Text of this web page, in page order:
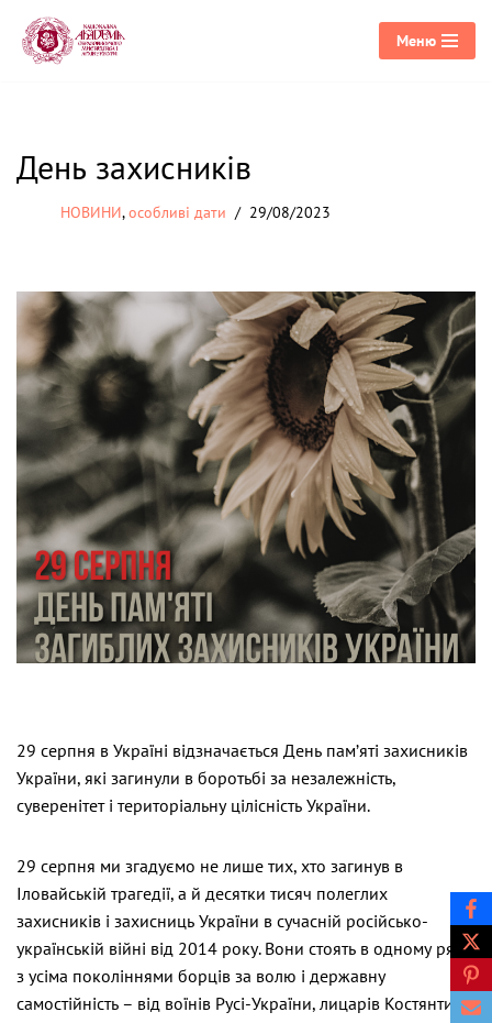
Перейти
Меню
День захисників
НОВИНИ,особливі дати 29/08/2023
29 серпня в Україні відзначається День пам’яті захисників
України, які загинули в боротьбі за незалежність,
суверенітет і територіальну цілісність України.
29 серпня ми згадуємо не лише тих, хто загинув в
Іловайській трагедії, а й десятки тисяч полеглих
захисників і захисниць України в сучасній російсько-
українській війні від 2014 року. Вони стоять в одному ряду
з усіма поколіннями борців за волю і державну
самостійність – від воїнів Русі-України, лицарів Костянтина